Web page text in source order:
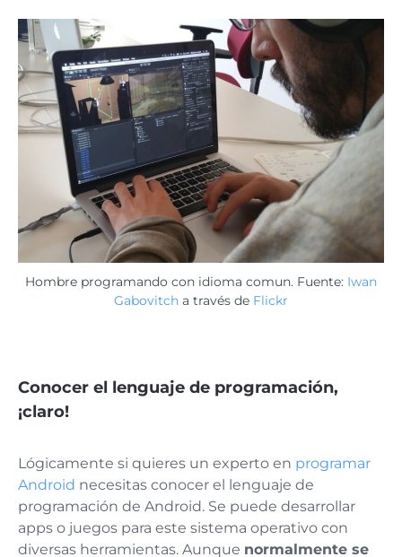
Hombre programando con idioma comun. Fuente: Iwan
Gabovitch a través de Flickr
Conocer el lenguaje de programación,
¡claro!
Lógicamente si quieres un experto en programar
Android necesitas conocer el lenguaje de
programación de Android. Se puede desarrollar
apps o juegos para este sistema operativo con
diversas herramientas. Aunque normalmente se